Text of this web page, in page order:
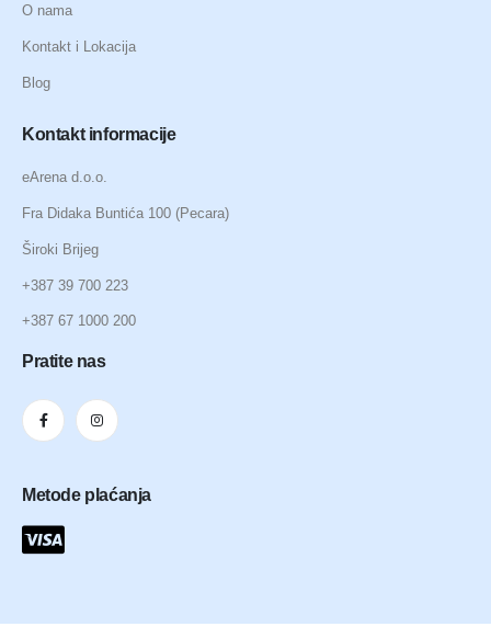
O nama
Kontakt i Lokacija
Blog
Kontakt informacije
eArena d.o.o.
Fra Didaka Buntića 100 (Pecara)
Široki Brijeg
+387 39 700 223
+387 67 1000 200
Pratite nas
Metode plaćanja